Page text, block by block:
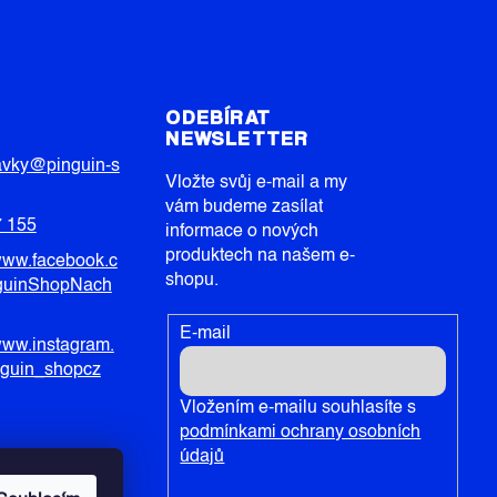
@pinguin-s
155
ODEBÍRAT
NEWSLETTER
Vložte svůj e-mail a my
vám budeme zasílat
informace o nových
produktech na našem e-
shopu.
E-mail
Vložením e-mailu souhlasíte s
podmínkami ochrany osobních
údajů